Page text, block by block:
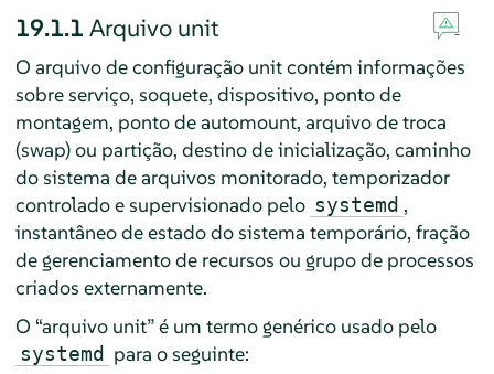
19.1.1 Arquivo unit
O arquivo de configuração unit contém informações
sobre serviço, soquete, dispositivo, ponto de
montagem, ponto de automount, arquivo de troca
(swap) ou partição, destino de inicialização, caminho
do sistema de arquivos monitorado, temporizador
controlado e supervisionado pelo systemd ,
instantâneo de estado do sistema temporário, fração
de gerenciamento de recursos ou grupo de processos
criados externamente.
O “arquivo unit”é um termo genérico usado pelo
systemd para o seguinte: